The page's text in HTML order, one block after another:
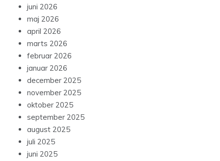
juni 2026
maj 2026
april 2026
marts 2026
februar 2026
januar 2026
december 2025
november 2025
oktober 2025
september 2025
august 2025
juli 2025
juni 2025